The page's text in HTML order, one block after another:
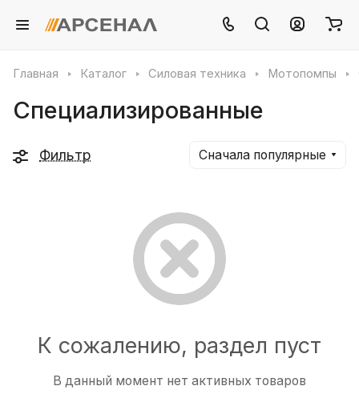
Главная Каталог Силовая техника Мотопомпы
Специализированные
Фильтр Сначала популярные
К сожалению, раздел пуст
В данный момент нет активных товаров